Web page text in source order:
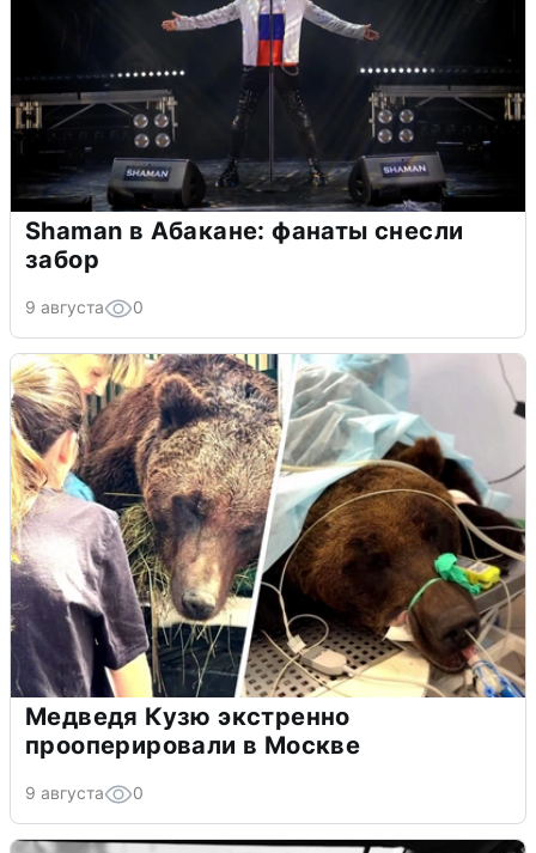
Shaman в Абакане: фанаты снесли
забор
9 августа 0
Медведя Кузю экстренно
прооперировали в Москве
9 августа 0